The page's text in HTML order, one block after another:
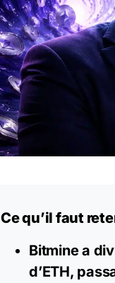
Ce qu’il faut
Bitmine a
d’ETH,